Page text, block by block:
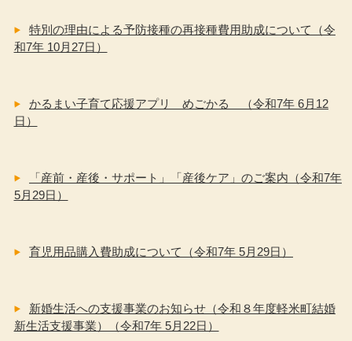
特別の理由による予防接種の再接種費用助成について（令
和7年 10月27日）
かるまい子育て応援アプリ めごかる （令和7年 6月12
日）
「産前・産後・サポート」「産後ケア」のご案内（令和7年
5月29日）
育児用品購入費助成について（令和7年 5月29日）
新婚生活への支援事業のお知らせ（令和８年度軽米町結婚
新生活支援事業）（令和7年 5月22日）